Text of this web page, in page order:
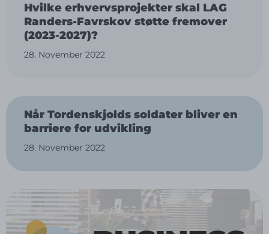
Hvilke erhvervsprojekter skal LAG
Randers-Favrskov støtte fremover
(2023-2027)?
28. November 2022
Når Tordenskjolds soldater bliver en
barriere for udvikling
28. November 2022